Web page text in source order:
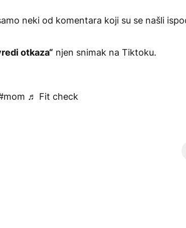
neki od komentara koji su se našli
otkaza“ njen snimak na Tiktoku.
♬ Fit check